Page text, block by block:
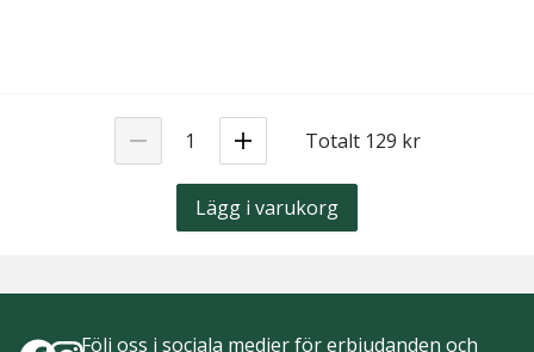
Totalt 129 kr
Lägg i varukorg
Följ oss i sociala medier för erbjudanden och